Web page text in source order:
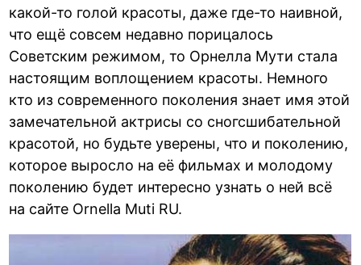
какой-то голой красоты, даже где-то наивной,
что ещё совсем недавно порицалось
Советским режимом, то Орнелла Мути стала
настоящим воплощением красоты. Немного
кто из современного поколения знает имя этой
замечательной актрисы со сногсшибательной
красотой, но будьте уверены, что и поколению,
которое выросло на её фильмах и молодому
поколению будет интересно узнать о ней всё
на сайте Ornella Muti RU.